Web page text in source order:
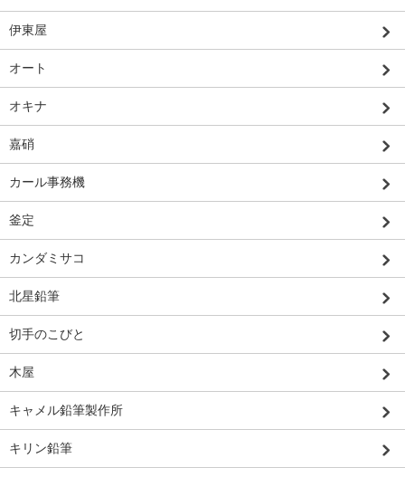
伊東屋
オート
オキナ
嘉硝
カール事務機
釜定
カンダミサコ
北星鉛筆
切手のこびと
木屋
キャメル鉛筆製作所
キリン鉛筆